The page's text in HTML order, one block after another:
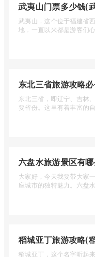
武夷山门票多少钱(
武夷山，这个位于福建省
地，一直以来都是游客们
东北三省，即辽宁、吉林
要省份。这里有着丰富的
大家好，今天我要带大家
座城市的独特魅力。六盘
稻城亚丁旅游攻略(
稻城亚丁，这个名字听起